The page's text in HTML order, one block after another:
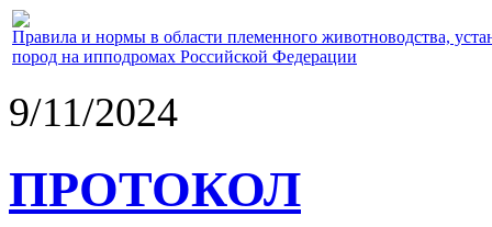
Правила и нормы в области племенного животноводства,
пород на ипподромах Российской Федерации
9/11/2024
ПРОТОКОЛ